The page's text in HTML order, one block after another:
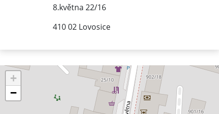
8.května 22/16
410 02 Lovosice
+
−